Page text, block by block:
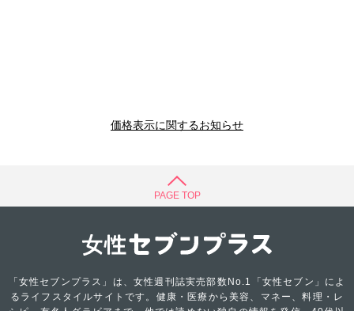
価格表示に関するお知らせ
PAGE TOP
「女性セブンプラス」は、女性週刊誌実売部数No.1「女性セブン」によ
るライフスタイルサイトです。健康・医療から美容、マネー、料理・レ